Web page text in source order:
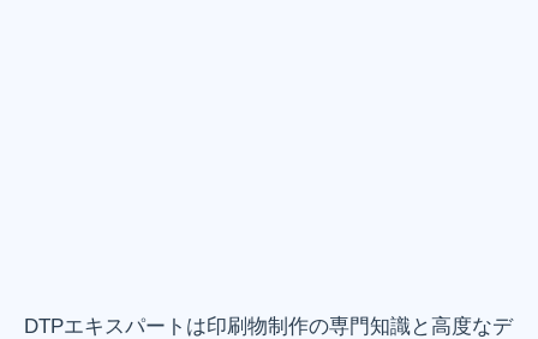
DTPエキスパートは印刷物制作の専門知識と高度なデ